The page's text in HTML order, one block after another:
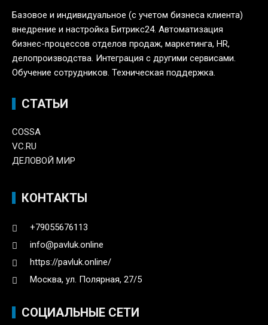
Базовое и индивидуальное (с учетом бизнеса клиента)
внедрение и настройка Битрикс24. Автоматизация
бизнес-процессов отделов продаж, маркетинга, HR,
делопроизводства. Интеграция с другими сервисами.
Обучение сотрудников. Техническая поддержка.
СТАТЬИ
COSSA
VC.RU
ДЕЛОВОЙ МИР
КОНТАКТЫ
+79055676113
info@pavluk.online
https://pavluk.online/
Москва, ул. Полярная, 27/5
СОЦИАЛЬНЫЕ СЕТИ